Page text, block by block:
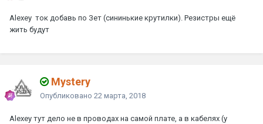
Alexey ток добавь по Зет (сининькие крутилки). Резистры ещё
жить будут
Mystery
Опубликовано 22 марта, 2018
Alexey тут дело не в проводах на самой плате, а в кабелях (у